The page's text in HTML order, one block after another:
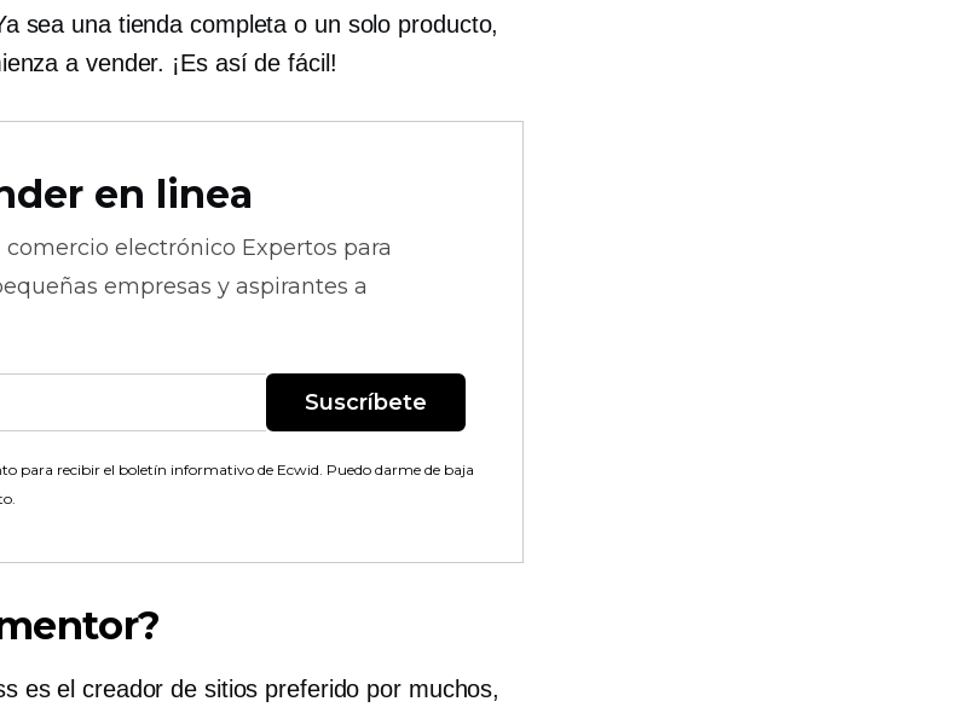
sea una tienda completa o un solo producto,
a vender. ¡Es así de fácil!
en linea
comercio electrónico Expertos para
empresas y aspirantes a
Suscríbete
para recibir el boletín informativo de Ecwid. Puedo darme de baja
es el creador de sitios preferido por muchos,